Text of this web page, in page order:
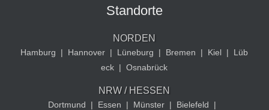
Standorte
NORDEN
Hamburg | Hannover | Lüneburg | Bremen | Kiel |
Lüb
eck | Osnabrück
NRW / HESSEN
Dortmund | Essen | Münster | Bielefeld
|